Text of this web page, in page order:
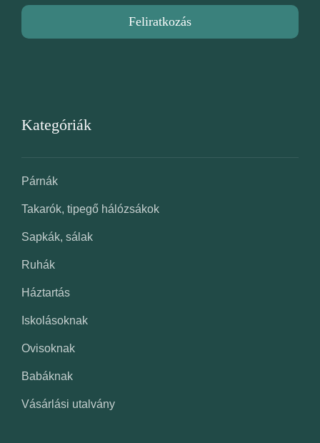
Feliratkozás
Kategóriák
Párnák
Takarók, tipegő hálózsákok
Sapkák, sálak
Ruhák
Háztartás
Iskolásoknak
Ovisoknak
Babáknak
Vásárlási utalvány